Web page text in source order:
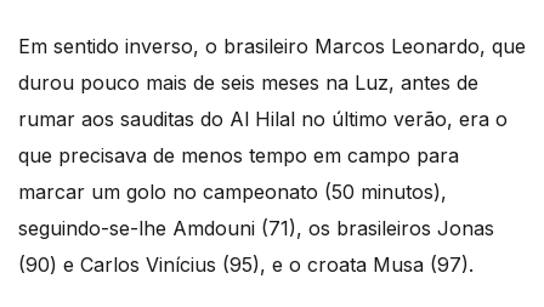
Em sentido inverso, o brasileiro Marcos Leonardo, que
durou pouco mais de seis meses na Luz, antes de
rumar aos sauditas do Al Hilal no último verão, era o
que precisava de menos tempo em campo para
marcar um golo no campeonato (50 minutos),
seguindo-se-lhe Amdouni (71), os brasileiros Jonas
(90) e Carlos Vinícius (95), e o croata Musa (97).